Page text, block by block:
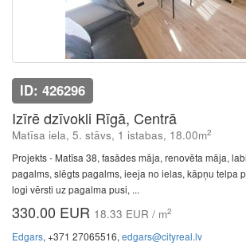
ID: 426296
Izīrē dzīvokli Rīgā, Centrā
Matīsa iela, 5. stāvs, 1 istabas, 18.00m2
Projekts - Matīsa 38, fasādes māja, renovēta māja,
pagalms, slēgts pagalms, ieeja no ielas, kāpņu telpa
logi vērsti uz pagalma pusi, ...
330.00 EUR 18.33 EUR / m2
Edgars, +371 27065516, edgars@cityreal.lv